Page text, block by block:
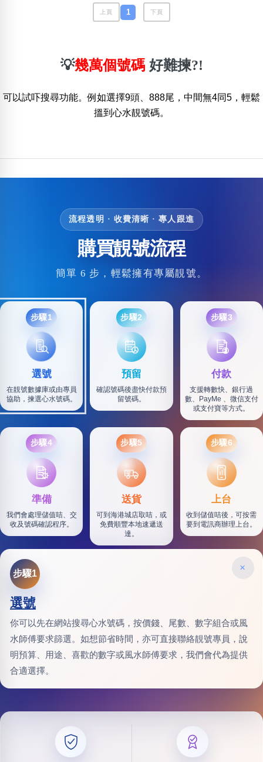
上頁 1 下頁
💡幾萬個號碼 好難揀?!
可以試吓搜尋功能。例如選擇9頭、888尾，中間無4同5，輕鬆
搵到心水靚號碼。
流程透明 · 收費清晰 · 專人跟進
購買靚號流程
簡單 6 步，輕鬆擁有專屬靚號。
步驟1
選號
在靚號數據庫或由專員
協助，揀選心水號碼。
步驟2
預留
確認號碼後盡快付款預
留號碼。
步驟3
付款
支援轉數快、銀行過
數、PayMe 、微信支付
或支付寶等方式。
步驟4
準備
我們會處理儲值咭、交
收及號碼確認程序。
步驟5
SF
送貨
可到海港城店取咭，或
免費順豐本地速遞送
達。
步驟6
上台
收到儲值咭後，可按需
要到電訊商辦理上台。
×
步驟1
選號
你可以先在網站搜尋心水號碼，按價錢、尾數、數字組合或風
水師傅要求篩選。如想節省時間，亦可直接聯絡靚號專員，說
明預算、用途、喜歡的數字或風水師傅要求，我們會代為提供
合適選擇。